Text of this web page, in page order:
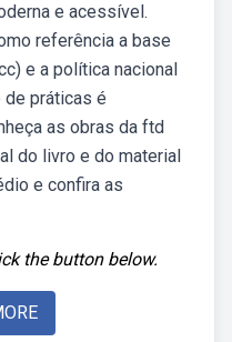
e acessível.
referência a base
e a política nacional
de práticas é
as obras da ftd
do livro e do material
e confira as
the button below.